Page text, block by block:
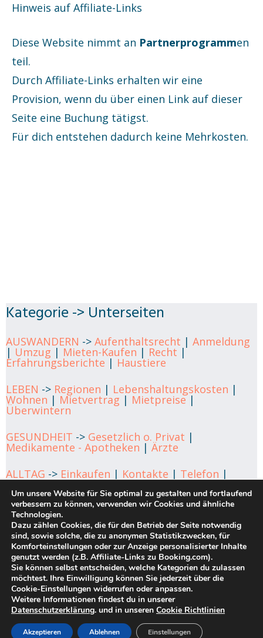
Hinweis auf Affiliate-Links
Diese Website nimmt an Partnerprogrammen
teil.
Durch Affiliate-Links erhalten wir eine
Provision, wenn du über einen Link auf dieser
Seite eine Buchung tätigst.
Für dich entstehen dadurch keine Mehrkosten.
Kategorie -> Unterseiten
AUSWANDERN -> Aufenthaltsrecht | Anmeldung
| Umzug | Mieten-Kaufen | Recht |
Erfahrungsberichte | Haustiere
LEBEN -> Regionen | Lebenshaltungskosten |
Wohnen | Mietvertrag | Mietpreise|
Überwintern
GESUNDHEIT -> Gesetzlich o. Privat |
Medikamente - Apotheken | Ärzte
ALLTAG -> Einkaufen | Kontakte | Telefon |
Verkehrsmittel|Telefonnummern|
Sprachkurse|Geld-Bank| Veranstaltungen
FINANZEN->Steuerpflicht|Rente überweisen
Finanzplanung
KONTAKT-> Impressum|Datenschutz|
Richtlinien
BLOG
Copyright 2026 by rentner-teneriffa.com
Um unsere Website für Sie optimal zu gestalten und fortlaufend
verbessern zu können, verwenden wir Cookies und ähnliche
Technologien.
Dazu zählen Cookies, die für den Betrieb der Seite notwendig
sind, sowie solche, die zu anonymen Statistikzwecken, für
Komforteinstellungen oder zur Anzeige personalisierter Inhalte
genutzt werden (z.B. Affiliate-Links zu Booking.com).
Sie können selbst entscheiden, welche Kategorien du zulassen
möchtest. Ihre Einwilligung können Sie jederzeit über die
Cookie-Einstellungen widerrufen oder anpassen.
Weitere Informationen findest du in unserer
Datenschutzerklärung. und in unseren Cookie Richtlinien
Akzeptieren Ablehnen Einstellungen